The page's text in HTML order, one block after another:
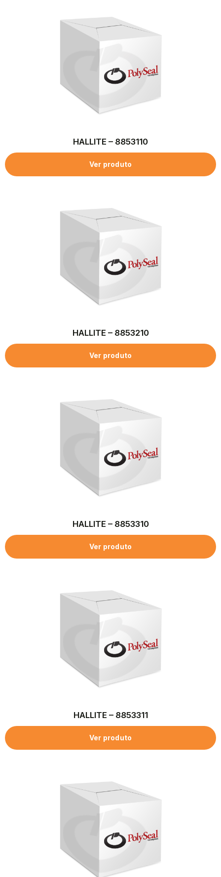
HALLITE – 8853110
Ver produto
HALLITE – 8853210
Ver produto
HALLITE – 8853310
Ver produto
HALLITE – 8853311
Ver produto